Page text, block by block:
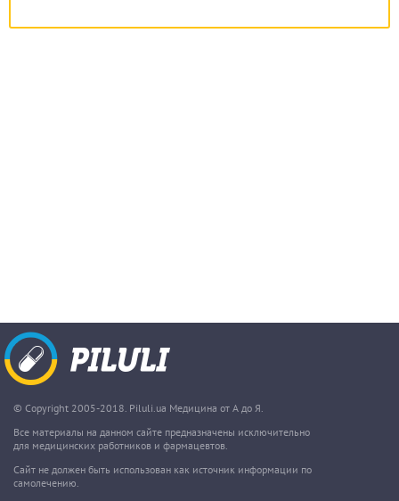
© Copyright 2005-2018. Piluli.ua Медицина от А до Я.
Все материалы на данном сайте предназначены исключительно
для медицинских работников и фармацевтов.
Сайт не должен быть использован как источник информации по
самолечению.